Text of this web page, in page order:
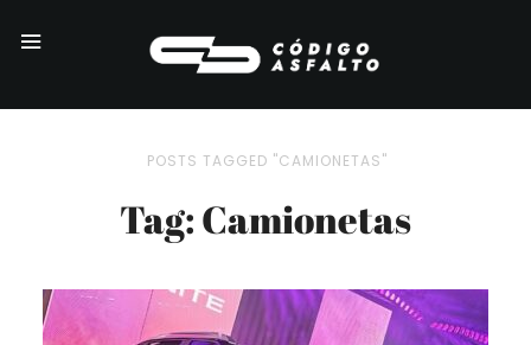
POSTS TAGGED "CAMIONETAS"
Tag: Camionetas